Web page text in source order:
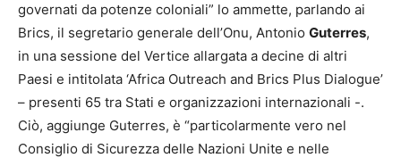
governati da potenze coloniali” lo ammette, parlando ai
Brics, il segretario generale dell’Onu, Antonio Guterres,
in una sessione del Vertice allargata a decine di altri
Paesi e intitolata ‘Africa Outreach and Brics Plus Dialogue’
– presenti 65 tra Stati e organizzazioni internazionali -.
Ciò, aggiunge Guterres, è “particolarmente vero nel
Consiglio di Sicurezza delle Nazioni Unite e nelle